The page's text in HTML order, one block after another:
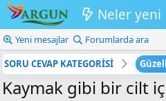
Neler yeni
Yeni mesajlar
Forumlarda ara
SORU CEVAP KATEGORİSİ
Kaymak gibi bir cilt